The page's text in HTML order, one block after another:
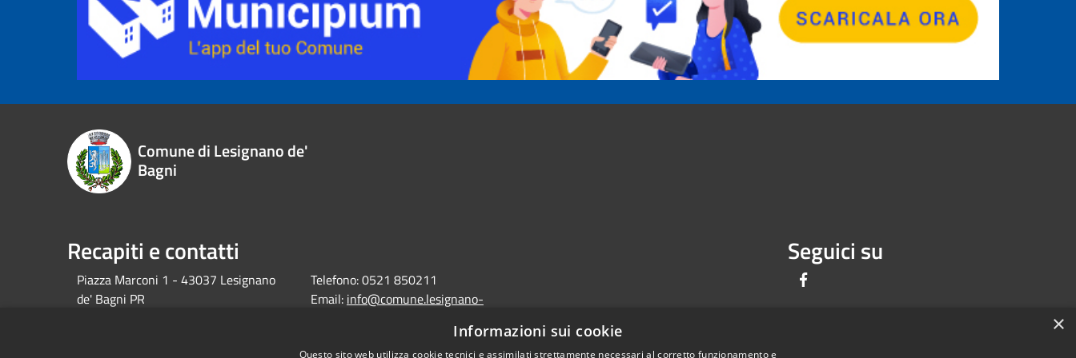
Comune di Lesignano de'
Bagni
Recapiti e contatti
Piazza Marconi 1 - 43037 Lesignano
de' Bagni PR
Telefono:0521 850211
Email: info@comune.lesignano-
Seguici su
×
Informazioni sui cookie
Questo sito web utilizza cookie tecnici e assimilati strettamente necessari al corretto funzionamento e